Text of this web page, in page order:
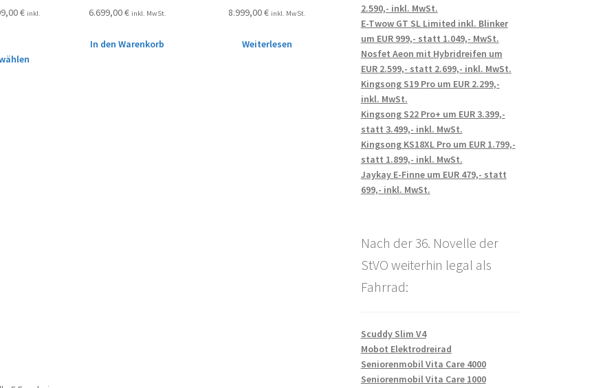
€ inkl.
6.699,00€ inkl. MwSt.
In den Warenkorb
8.999,00€ inkl. MwSt.
Weiterlesen
2.590,- inkl. MwSt.
E-Twow GT SL Limited inkl. Blinker
um EUR 999,- statt 1.049,- MwSt.
Nosfet Aeon mit Hybridreifen um
EUR 2.599,- statt 2.699,- inkl. MwSt.
Kingsong S19 Pro um EUR 2.299,-
inkl. MwSt.
Kingsong S22 Pro+ um EUR 3.399,-
statt 3.499,- inkl. MwSt.
Kingsong KS18XL Pro um EUR 1.799,-
statt 1.899,- inkl. MwSt.
Jaykay E-Finne um EUR 479,- statt
699,- inkl. MwSt.
Nach der 36. Novelle der
StVO weiterhin legal als
Fahrrad:
Scuddy Slim V4
Mobot Elektrodreirad
Seniorenmobil Vita Care 4000
Seniorenmobil Vita Care 1000